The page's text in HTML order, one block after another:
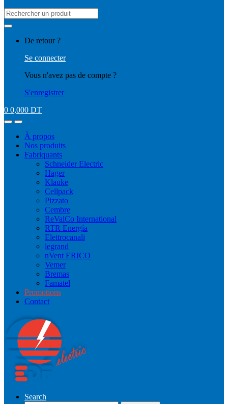
Search
for:
De retour ?
Se connecter
Vous n'avez pas de compte ?
S'enregistrer
0 0,000 DT
À propos
Nos produits
Fabriquants
Schneider Electric
Hager
Klauke
Cellpack
Pizzato
Cembre
ReValCo International
RTR Energía
Elettrocanali
legrand
nVent ERICO
Vemer
Bremas
Famatel
Promotions
Contact
Search